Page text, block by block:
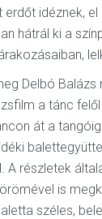
idéznek,
hátrál ki a
Delbó
a tánc
át a
részletek
is
széles,